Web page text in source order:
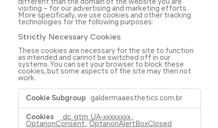
different than the domain of the website you are
visiting – for our advertising and marketing efforts.
More specifically, we use cookies and other tracking
technologies for the following purposes:
Strictly Necessary Cookies
These cookies are necessary for the site to function
as intended and cannot be switched off in our
systems. You can set your browser to block these
cookies, but some aspects of the site may then not
work.
Strictly
Necessary
Cookies
galdermaaesthetics.com.br
_dc_gtm_UA-xxxxxxxx ,
OptanonConsent , OptanonAlertBoxClosed